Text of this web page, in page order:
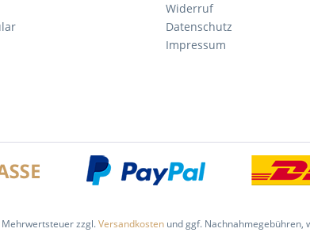
Widerruf
Datenschutz
Impressum
zzgl.Versandkostenund ggf. Nachnahmegebühren,